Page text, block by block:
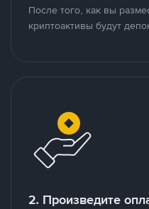
После того, как вы
криптоактивы будут
2. Произведите